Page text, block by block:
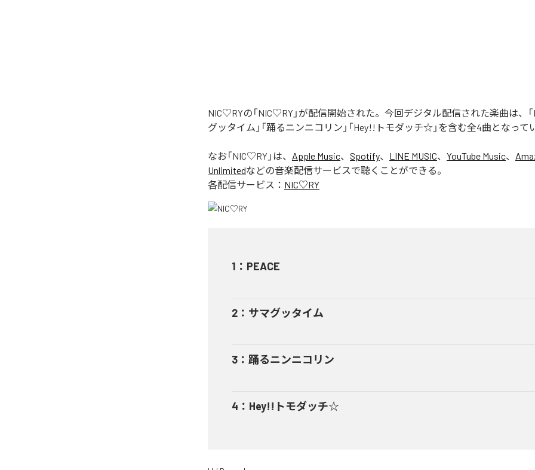
NIC♡RYの「NIC♡RY」が配信開始された。今回デジタル配信された楽曲は、「
グッタイム」「踊るニンニコリン」「Hey!!トモダッチ☆」を含む全4曲となって
なお「NIC♡RY 」は、 Apple Music、 Spotify、 LINE MUSIC、 YouTube Music、
Unlimitedなどの音楽配信サービスで聴くことができる。
各配信サービス： NIC♡RY
1 ： PEACE
2 ： サマグッタイム
3 ： 踊るニンニコリン
4 ： Hey!!トモダッチ☆